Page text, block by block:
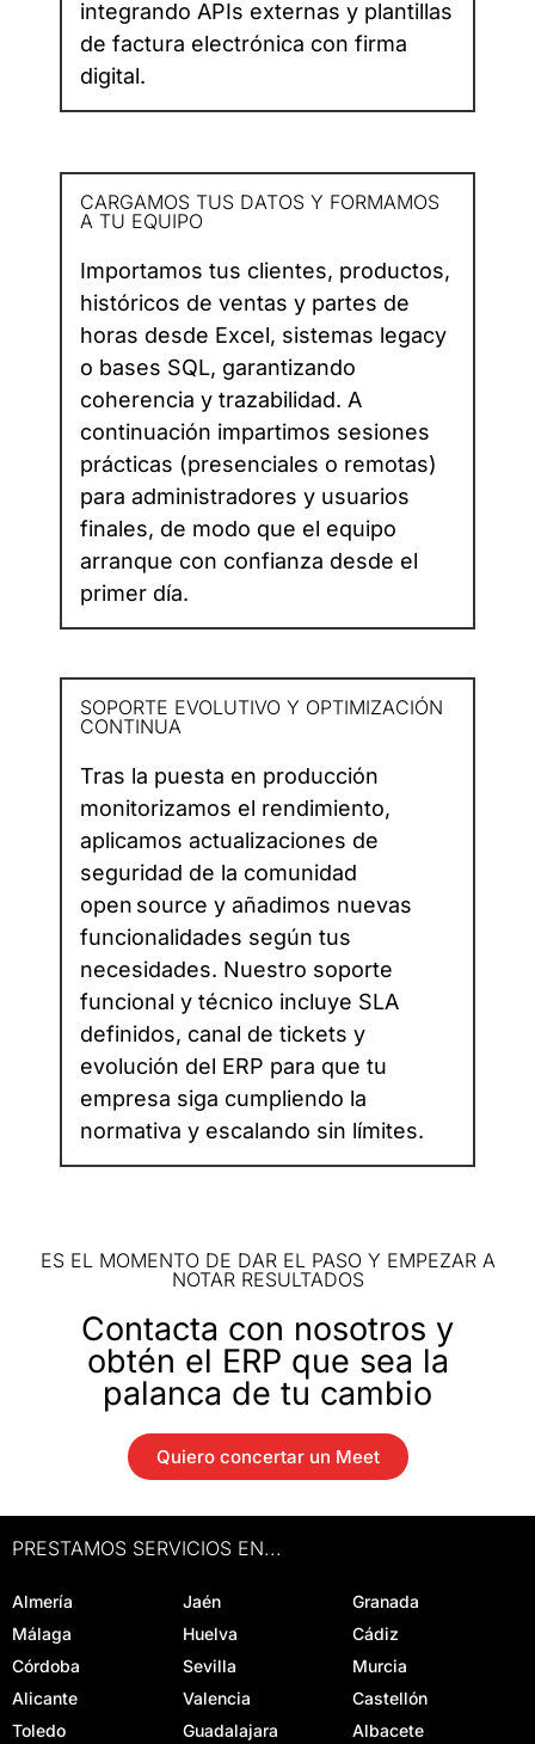
integrando APIs externas y plantillas
de factura electrónica con firma
digital.
CARGAMOS TUS DATOS Y FORMAMOS
A TU EQUIPO
Importamos tus clientes, productos,
históricos de ventas y partes de
horas desde Excel, sistemas legacy
o bases SQL, garantizando
coherencia y trazabilidad. A
continuación impartimos sesiones
prácticas (presenciales o remotas)
para administradores y usuarios
finales, de modo que el equipo
arranque con confianza desde el
primer día.
SOPORTE EVOLUTIVO Y OPTIMIZACIÓN
CONTINUA
Tras la puesta en producción
monitorizamos el rendimiento,
aplicamos actualizaciones de
seguridad de la comunidad
open source y añadimos nuevas
funcionalidades según tus
necesidades. Nuestro soporte
funcional y técnico incluye SLA
definidos, canal de tickets y
evolución del ERP para que tu
empresa siga cumpliendo la
normativa y escalando sin límites.
ES EL MOMENTO DE DAR EL PASO Y EMPEZAR A
NOTAR RESULTADOS
Contacta con nosotros y
obtén el ERP que sea la
palanca de tu cambio
Quiero concertar un Meet
PRESTAMOS SERVICIOS EN...
Almería Jaén
Granada
Málaga
Huelva
Cádiz
Córdoba
Sevilla
Murcia
Alicante
Valencia
Castellón
Toledo
Guadalajara
Albacete